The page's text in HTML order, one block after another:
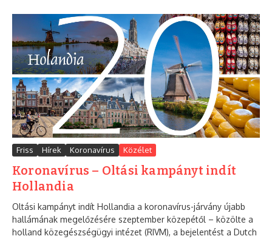
Friss Hírek Koronavírus Közélet
Koronavírus – Oltási kampányt indít
Hollandia
Oltási kampányt indít Hollandia a koronavírus-járvány újabb
hallámának megelőzésére szeptember közepétől – közölte a
holland közegészségügyi intézet (RIVM), a bejelentést a Dutch